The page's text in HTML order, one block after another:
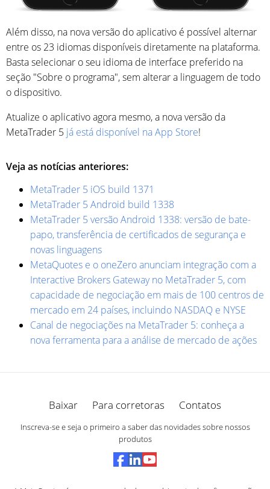
Além disso, na nova versão do aplicativo é possível alternar
entre os 23 idiomas disponíveis diretamente na plataforma.
Basta selecionar o seu idioma de interface preferido na
seção "Sobre o programa", sem alterar a linguagem de todo
o dispositivo.
Atualize o aplicativo agora mesmo, a nova versão da
MetaTrader 5 já está disponível na App Store!
Veja as notícias anteriores:
MetaTrader 5 iOS build 1371
MetaTrader 5 Android build 1338
MetaTrader 5 versão Android 1338: versão de bate-
papo, transferência de certificados de segurança e
novas linguagens
MetaQuotes e o oneZero anunciam integração com a
Interactive Brokers Gateway no MetaTrader 5, com
capacidade de negociação em mais de 100 centros de
mercado em 24 países, incluindo NASDAQ e NYSE
Canal de negociações na MetaTrader 5: conheça a
nova ferramenta para a análise de mercado de ações
Baixar Para corretoras Contatos
Inscreva-se e seja o primeiro a saber das novidades sobre nossos
produtos